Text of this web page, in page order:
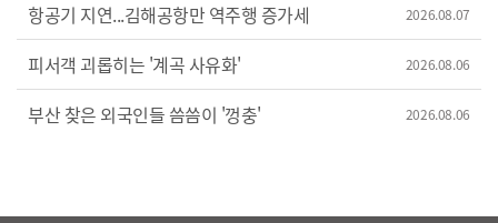
항공기 지연...김해공항만 역주행 증가세 2026.08.07
피서객 괴롭히는 '계곡 사유화' 2026.08.06
부산 찾은 외국인들 씀씀이 '껑충' 2026.08.06